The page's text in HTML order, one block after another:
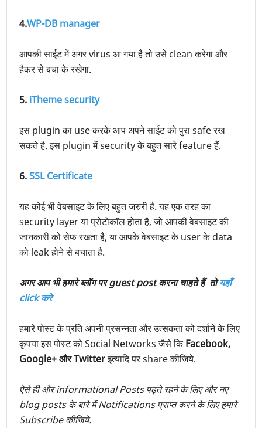
4.WP-DB manager
आपकी साईट में अगर virus आ गया है तो उसे clean करेगा और
हैकर से बचा के रखेगा.
5. iTheme security
इस plugin का use करके आप अपने साईट को पुरा safe रख
सकते है. इस plugin में security के बहुत सारे feature हैं.
6.SSL Certificate
यह कोई भी वेबसाइट के लिए बहुत जरुरी है. यह एक तरह का
security layer या प्रोटोकॉल होता है, जो आपकी वेबसाइट की
जानकारी को सेफ रखता है, या आपके वेबसाइट के user के data
को leak होने से बचाता है.
अगर आप भी हमारे ब्लॉग पर guest post करना चाहते हैं तोयहाँ
click करे
हमारे पोस्ट के प्रति अपनी प्रसन्नता और उत्सकता को दर्शाने के लिए
कृपया इस पोस्ट को Social Networks जैसे किFacebook,
Google+ और Twitterइत्यादि पर share कीजिये.
ऐसे ही और informational Posts पढ़ते रहने के लिए और नए
blog posts के बारे में Notifications प्राप्त करने के लिए हमारे
Subscribe कीजिये.